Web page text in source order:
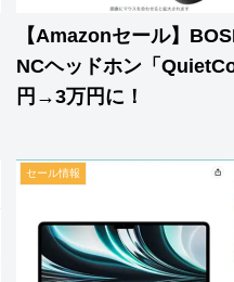
【Amazonセール】
NCヘッドホン「
円→3万円に！
セール情報